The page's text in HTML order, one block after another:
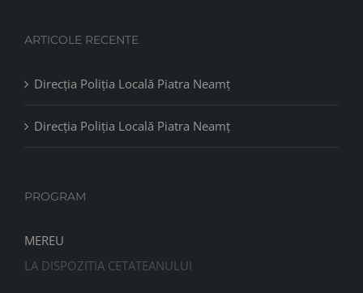
ARTICOLE RECENTE
Direcția Poliția Locală Piatra Neamț
Direcția Poliția Locală Piatra Neamț
PROGRAM
MEREU
LA DISPOZITIA CETATEANULUI